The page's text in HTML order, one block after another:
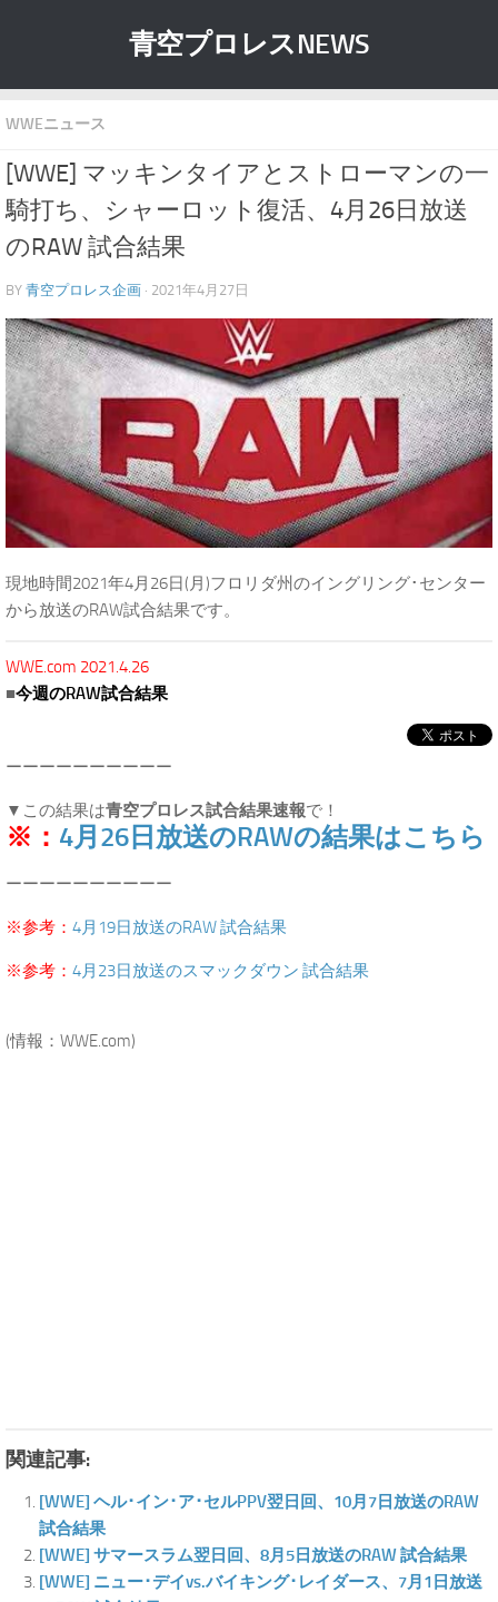
青空プロレスNEWS
WWEニュース
[WWE] マッキンタイアとストローマンの一
騎打ち、シャーロット復活、4月26日放送
のRAW 試合結果
BY 青空プロレス企画 · 2021年4月27日
現地時間2021年4月26日(月)フロリダ州のイングリング･センター
から放送のRAW試合結果です。
WWE.com 2021.4.26
■今週のRAW試合結果
ーーーーーーーーーー
▼この結果は青空プロレス試合結果速報で！
※： 4月26日放送のRAWの結果はこちら
ーーーーーーーーーー
※参考： 4月19日放送のRAW 試合結果
※参考： 4月23日放送のスマックダウン 試合結果
(情報：WWE.com)
関連記事:
[WWE] ヘル･イン･ア･セルPPV翌日回、10月7日放送のRAW
試合結果
[WWE] サマースラム翌日回、8月5日放送のRAW 試合結果
[WWE] ニュー･デイvs.バイキング･レイダース、7月1日放送